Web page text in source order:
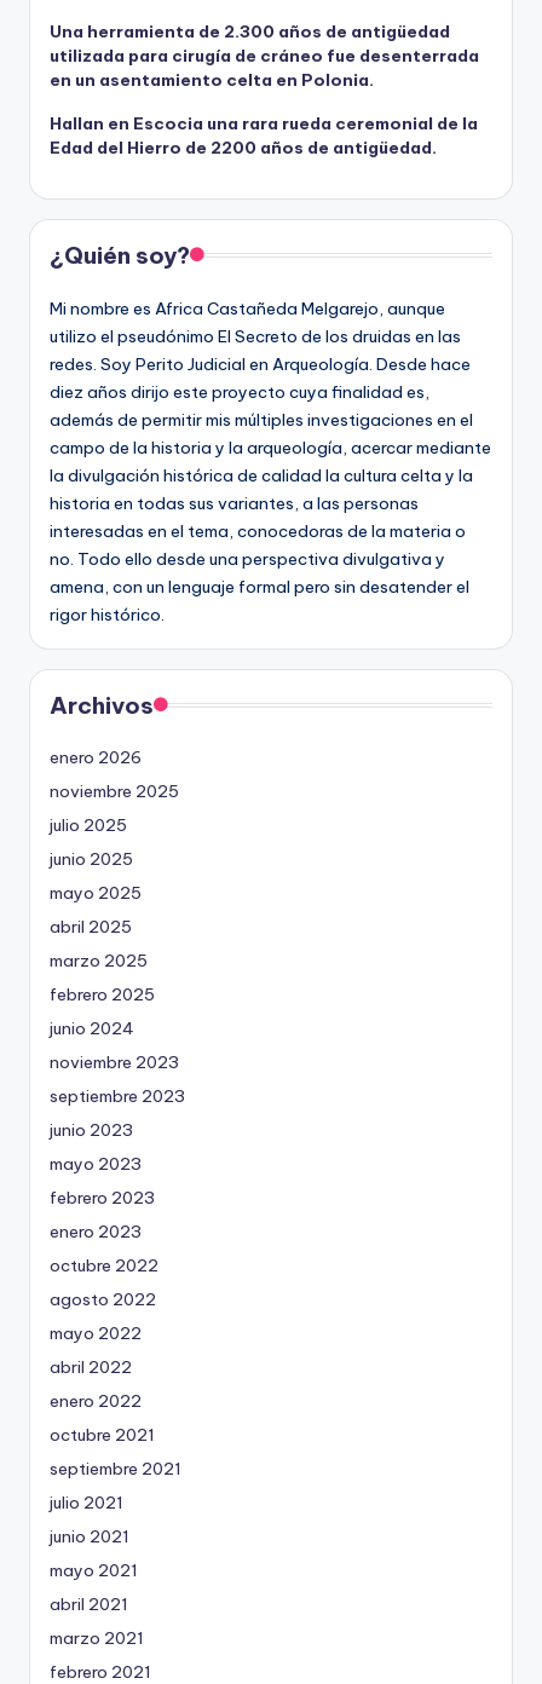
Una herramienta de 2.300 años de antigüedad
utilizada para cirugía de cráneo fue desenterrada
en un asentamiento celta en Polonia.
Hallan en Escocia una rara rueda ceremonial de la
Edad del Hierro de 2200 años de antigüedad.
¿Quién soy?
Mi nombre es Africa Castañeda Melgarejo, aunque
utilizo el pseudónimo El Secreto de los druidas en las
redes. Soy Perito Judicial en Arqueología. Desde hace
diez años dirijo este proyecto cuya finalidad es,
además de permitir mis múltiples investigaciones en el
campo de la historia y la arqueología, acercar mediante
la divulgación histórica de calidad la cultura celta y la
historia en todas sus variantes, a las personas
interesadas en el tema, conocedoras de la materia o
no. Todo ello desde una perspectiva divulgativa y
amena, con un lenguaje formal pero sin desatender el
rigor histórico.
Archivos
enero 2026
noviembre 2025
julio 2025
junio 2025
mayo 2025
abril 2025
marzo 2025
febrero 2025
junio 2024
noviembre 2023
septiembre 2023
junio 2023
mayo 2023
febrero 2023
enero 2023
octubre 2022
agosto 2022
mayo 2022
abril 2022
enero 2022
octubre 2021
septiembre 2021
julio 2021
junio 2021
mayo 2021
abril 2021
marzo 2021
febrero 2021